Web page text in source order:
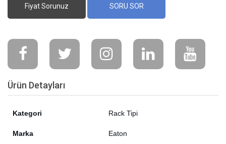
Fiyat Sorunuz SORU SOR
Ürün Detayları
Kategori Rack Tipi
Marka Eaton